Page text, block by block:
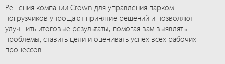
Решения компании Crown для управления парком
погрузчиков упрощают принятие решений и позволяют
улучшить итоговые результаты, помогая вам выявлять
проблемы, ставить цели и оценивать успех всех рабочих
процессов.